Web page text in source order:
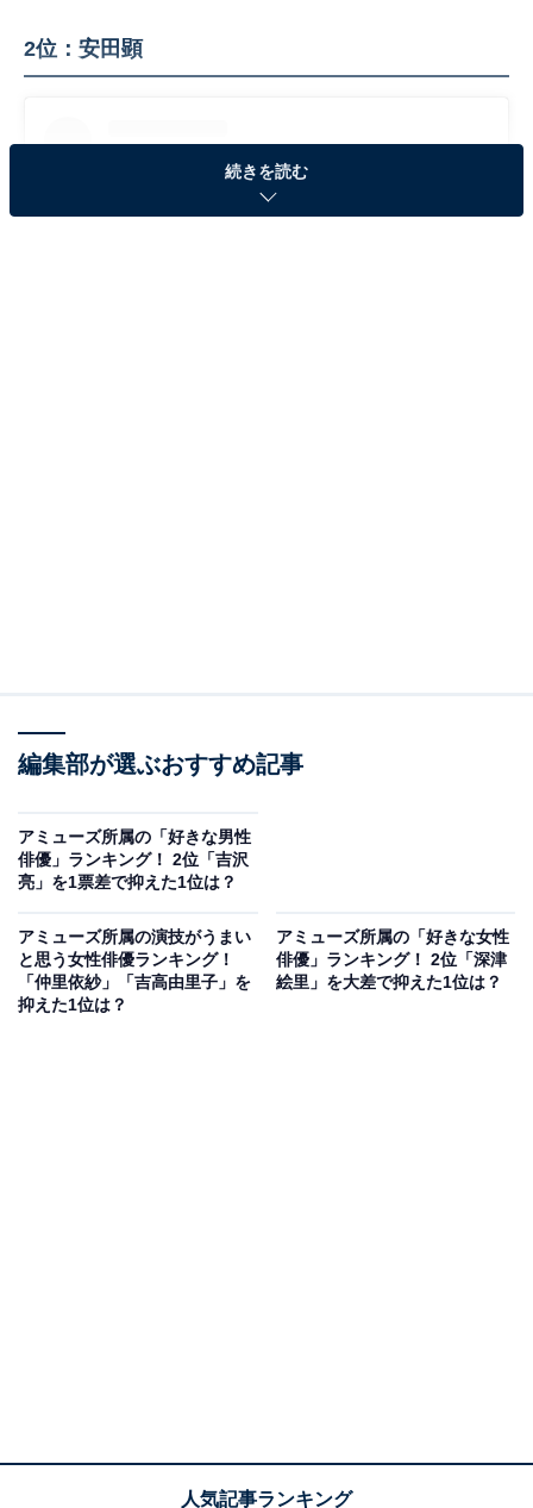
2位：安田顕
2位にランクインしたのは、安田顕さんです。大泉洋さ
ューズと業務提携を結んでいます。
安田さんですが、2018年公開の映画『家に帰ると妻が必
ず死んだふりをしています。』では主演を務めるなど、
主役でも脇役でも存在感のある演技が魅力です。現在放
続きを読む
編集部が選ぶおすすめ記事
アミューズ所属の「好きな男性
俳優」ランキング！ 2位「吉沢
亮」を1票差で抑えた1位は？
アミューズ所属の演技がうまい
と思う女性俳優ランキング！
「仲里依紗」「吉高由里子」を
抑えた1位は？
アミューズ所属の「好きな女性
俳優」ランキング！ 2位「深津
絵里」を大差で抑えた1位は？